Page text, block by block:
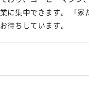
に集中できます。 「家
待ちしています。